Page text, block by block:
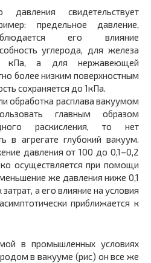
свидетельствует
предельное давление,
его влияние
углерода, для железа
а для нержавеющей
более низким поверхностным
сохраняется до 1кПа.
обработка расплава вакуумом
главным образом
раскисления, то нет
в агрегате глубокий вакуум.
давления от 100 до 0,1–0,2
осуществляется при помощи
же давления ниже 0,1
а его влияние на условия
приближается к
в промышленных условиях
в вакууме (рис) он все же